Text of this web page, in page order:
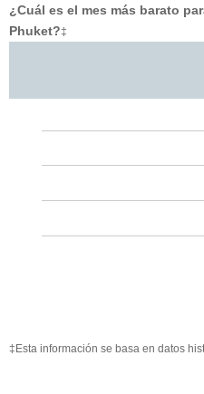
¿Cuál es el mes más barato
Phuket?‡
‡Esta información se basa en datos